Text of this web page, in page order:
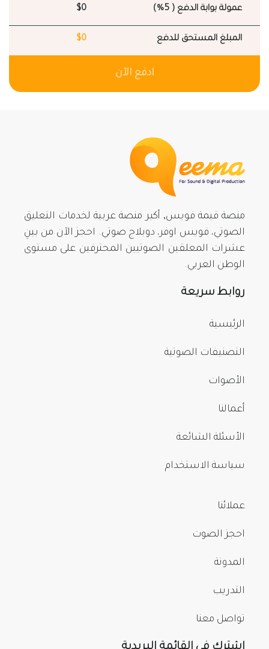
عمولة بوابة الدفع ( 5%)
$0
المبلغ المستحق للدفع $0
ادفع الآن
منصة قيمة فويس, أكبر منصة عربية لخدمات التعليق
الصوتي، فويس اوفر، دوبلاج صوتي. احجز الآن من بينِ
عشرات المعلقين الصوتيين المحترفين على مستوى
الوطن العربي.
روابط سريعة
الرئيسية
التصنيفات الصوتية
الأصوات
أعمالنا
الأسئلة الشائعة
سياسة الاستخدام
عملائنا
احجز الصوت
المدونة
التدريب
تواصل معنا